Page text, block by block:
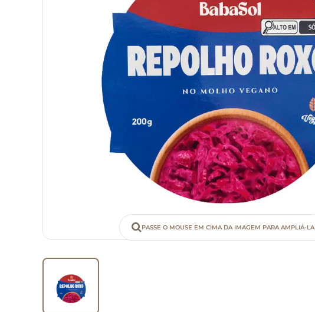
PASSE O MOUSE EM CIMA DA IMAGEM PARA AMPLIÁ-LA